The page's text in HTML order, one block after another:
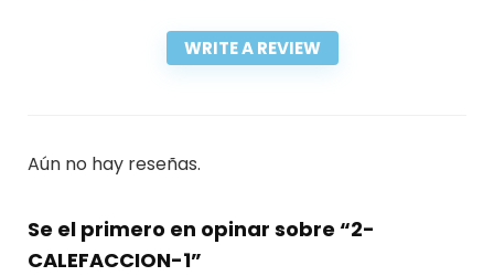
WRITE A REVIEW
Aún no hay reseñas.
Se el primero en opinar sobre “2-
CALEFACCION-1”